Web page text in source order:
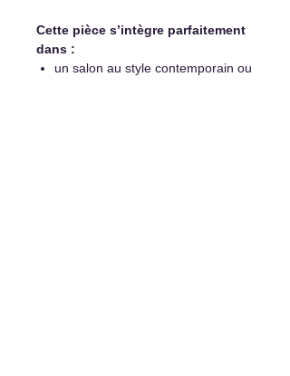
Cette pièce s’intègre parfaitement
dans :
un salon au style contemporain ou